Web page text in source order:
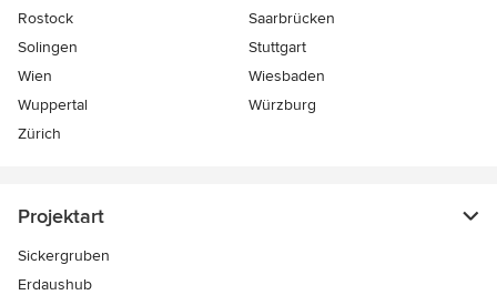
Rostock
Saarbrücken
Solingen
Stuttgart
Wien
Wiesbaden
Wuppertal
Würzburg
Zürich
Projektart
Sickergruben
Erdaushub